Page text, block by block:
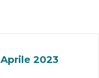
Aprile 2023